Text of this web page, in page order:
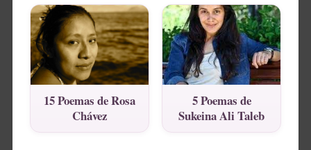
15 Poemas de Rosa
Chávez
5 Poemas de
Sukeina Ali Taleb